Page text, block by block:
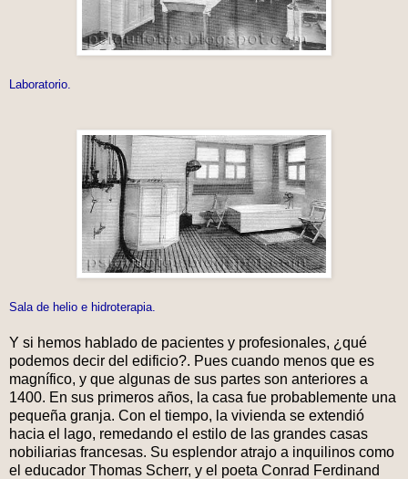
Laboratorio.
Sala de helio e hidroterapia.
Y si hemos hablado de pacientes y profesionales, ¿qué
podemos decir del edificio?. Pues cuando menos que es
magnífico, y que algunas de sus partes son anteriores a
1400. En sus primeros años, la casa fue probablemente una
pequeña granja. Con el tiempo, la vivienda se extendió
hacia el lago, remedando el estilo de las grandes casas
nobiliarias francesas. Su esplendor atrajo a inquilinos como
el educador Thomas Scherr, y el poeta Conrad Ferdinand